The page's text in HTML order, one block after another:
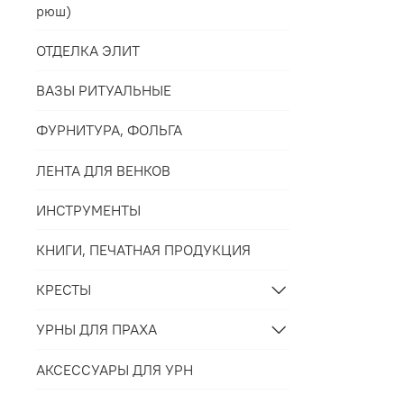
рюш)
ОТДЕЛКА ЭЛИТ
ВАЗЫ РИТУАЛЬНЫЕ
ФУРНИТУРА, ФОЛЬГА
ЛЕНТА ДЛЯ ВЕНКОВ
ИНСТРУМЕНТЫ
КНИГИ, ПЕЧАТНАЯ ПРОДУКЦИЯ
КРЕСТЫ
УРНЫ ДЛЯ ПРАХА
АКСЕССУАРЫ ДЛЯ УРН